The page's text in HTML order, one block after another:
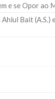
e se Opor ao
Bait (A.S.)